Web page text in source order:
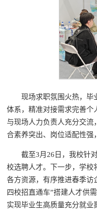
现场求职氛围火热，毕
体系，精准对接需求完善个
与现场人力负责人充分交流
合素养突出、岗位适配性强
截至3月26日，我校针
校选聘人才。下一步，学校
各方资源，有序推进春季访
四校招直通车”搭建人才供
实现毕业生高质量充分就业